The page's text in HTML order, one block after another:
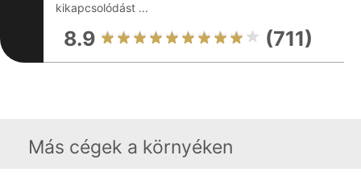
kikapcsolódást ...
8.9 (711)
Más cégek a környéken